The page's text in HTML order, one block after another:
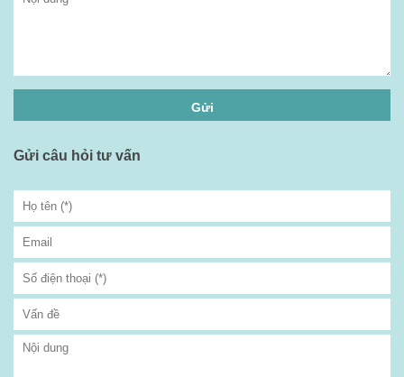
Gửi câu hỏi tư vấn